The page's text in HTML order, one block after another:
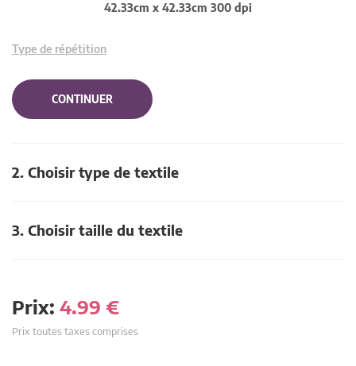
42.33cm x 42.33cm 300 dpi
Type de répétition
CONTINUER
2. Choisir type de textile
3. Choisir taille du textile
Prix: 4.99 €
Prix toutes taxes comprises